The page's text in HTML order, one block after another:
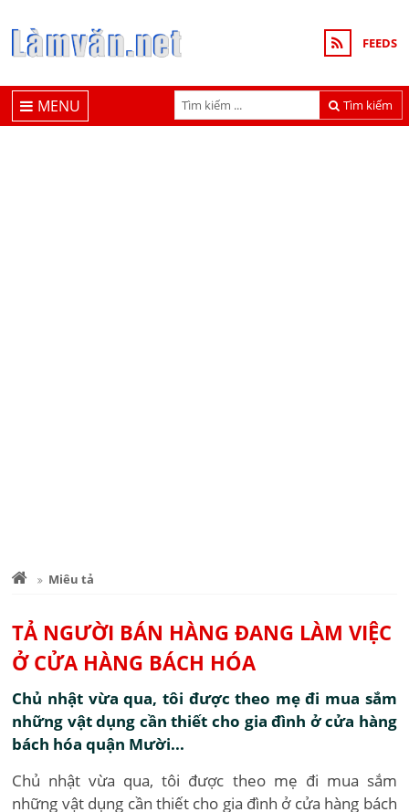
FEEDS
Tìm kiếm
MENU
Miêu tả
TẢ NGƯỜI BÁN HÀNG ĐANG LÀM VIỆC
Ở CỬA HÀNG BÁCH HÓA
Chủ nhật vừa qua, tôi được theo mẹ đi mua sắm
những vật dụng cần thiết cho gia đình ở cửa hàng
bách hóa quận Mười...
Chủ nhật vừa qua, tôi được theo mẹ đi mua sắm
những vật dụng cần thiết cho gia đình ở cửa hàng bách